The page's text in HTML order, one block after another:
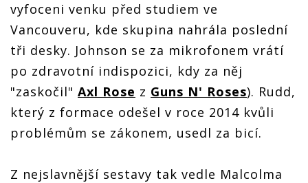
vyfoceni venku před studiem ve
Vancouveru, kde skupina nahrála poslední
tři desky. Johnson se za mikrofonem vrátí
po zdravotní indispozici, kdy za něj
"zaskočil" Axl Rose z Guns N' Roses). Rudd,
který z formace odešel v roce 2014 kvůli
problémům se zákonem, usedl za bicí.
Z nejslavnější sestavy tak vedle Malcolma